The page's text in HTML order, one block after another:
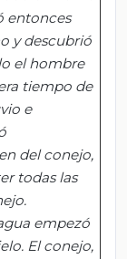
entonces
y descubrió
el hombre
tiempo de
e
del conejo,
todas las
empezó
El conejo,